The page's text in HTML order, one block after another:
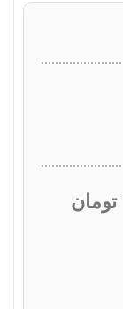
تومان